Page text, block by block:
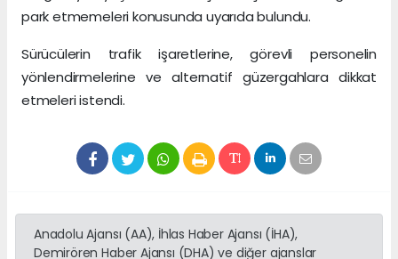
park etmemeleri konusunda uyarıda bulundu.
Sürücülerin trafik işaretlerine, görevli personelin
yönlendirmelerine ve alternatif güzergahlara dikkat
etmeleri istendi.
Anadolu Ajansı (AA), İhlas Haber Ajansı (İHA),
Demirören Haber Ajansı (DHA) ve diğer ajanslar